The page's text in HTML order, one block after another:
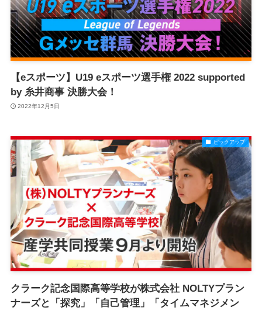
【eスポーツ】U19 eスポーツ選手権 2022 supported
by 糸井商事 決勝大会！
2022年12月5日
ピックアップ
クラーク記念国際高等学校が株式会社 NOLTYプラン
ナーズと「探究」「自己管理」「タイムマネジメン